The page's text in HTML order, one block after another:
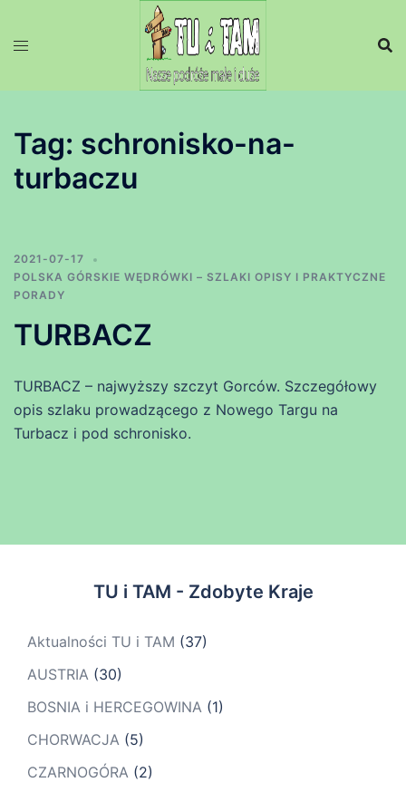
Tag: schronisko-na-
turbaczu
2021-07-17
POLSKA GÓRSKIE WĘDRÓWKI – SZLAKI OPISY I PRAKTYCZNE
PORADY
TURBACZ
TURBACZ – najwyższy szczyt Gorców. Szczegółowy
opis szlaku prowadzącego z Nowego Targu na
Turbacz i pod schronisko.
TU i TAM - Zdobyte Kraje
Aktualności TU i TAM (37)
AUSTRIA (30)
BOSNIA i HERCEGOWINA (1)
CHORWACJA (5)
CZARNOGÓRA (2)